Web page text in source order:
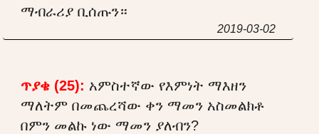
ማብራሪያ ቢሰጡን።
2019-03-02
ጥያቄ (25): አምስተኛው የእምነት ማእዘን
ማለትም በመጨረሻው ቀን ማመን አስመልክቶ
በምን መልኩ ነው ማመን ያለብን?